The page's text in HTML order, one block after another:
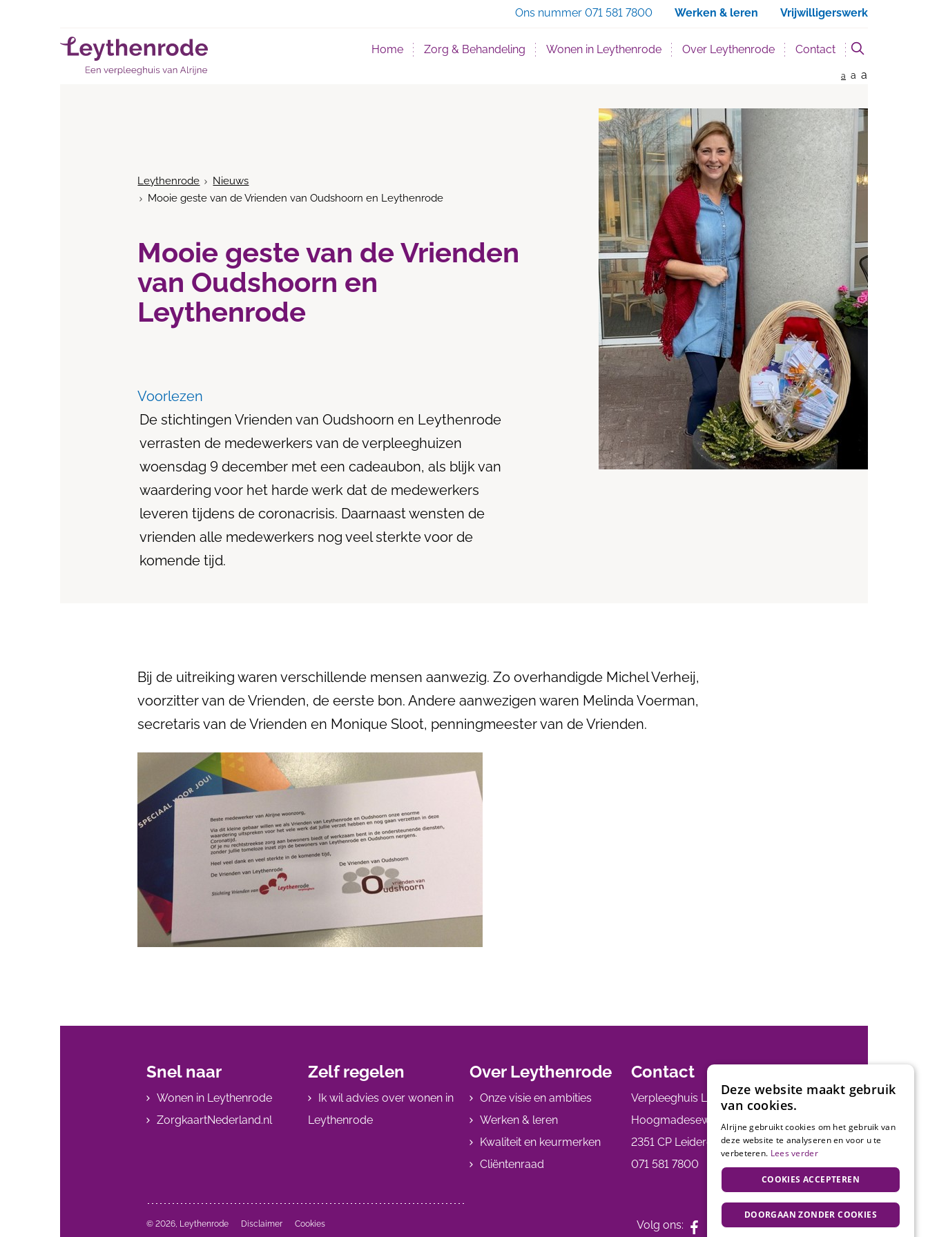
Zoeken
Ons nummer 071 581 7800 Werken & leren Vrijwilligerswerk
Home Zorg & Behandeling Wonen in Leythenrode Over Leythenrode Contact
a a a
Leythenrode
Nieuws
Mooie geste van de Vrienden van Oudshoorn en Leythenrode
Mooie geste van de Vrienden
van Oudshoorn en
Leythenrode
Voorlezen
De stichtingen Vrienden van Oudshoorn en Leythenrode
verrasten de medewerkers van de verpleeghuizen
woensdag 9 december met een cadeaubon, als blijk van
waardering voor het harde werk dat de medewerkers
leveren tijdens de coronacrisis. Daarnaast wensten de
vrienden alle medewerkers nog veel sterkte voor de
komende tijd.
Bij de uitreiking waren verschillende mensen aanwezig. Zo overhandigde Michel Verheij,
voorzitter van de Vrienden, de eerste bon. Andere aanwezigen waren Melinda Voerman,
secretaris van de Vrienden en Monique Sloot, penningmeester van de Vrienden.
Snel naar
Wonen in Leythenrode
ZorgkaartNederland.nl
Zelf regelen
Ik wil advies over wonen in
Leythenrode
Over Leythenrode
Onze visie en ambities
Werken & leren
Kwaliteit en keurmerken
Cliëntenraad
Contact
Verpleeghuis Leythenrode
Hoogmadeseweg 55
2351 CP Leiderdorp
071 581 7800
© 2026, Leythenrode Disclaimer Cookies Volg ons:
Deze website maakt gebruik
van cookies.
Alrijne gebruikt cookies om het gebruik van
deze website te analyseren en voor u te
verbeteren. Lees verder
COOKIES ACCEPTEREN
DOORGAAN ZONDER COOKIES